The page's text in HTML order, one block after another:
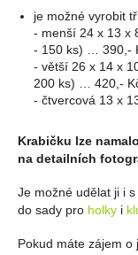
je možné vyrobit
- menší 24 x 13 x
- 150 ks) … 390,-
- větší 26 x 14 x
200 ks) … 420,-
- čtvercová 13 x
Krabičku lze
na detailních
Je možné udělat ji i s
do sady pro holky i
Pokud máte zájem